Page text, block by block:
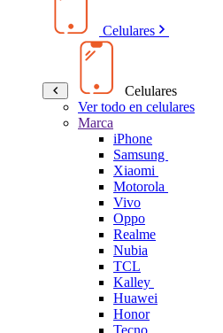
Celulares
Celulares
Ver todo en celulares
Marca
iPhone
Samsung
Xiaomi
Motorola
Vivo
Oppo
Realme
Nubia
TCL
Kalley
Huawei
Honor
Tecno